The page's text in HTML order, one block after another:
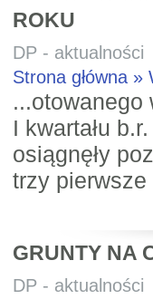
ROKU
DP - aktualności
Strona główna
...otowanego
I kwartału
osiągnęły
trzy
GRUNTY NA
DP - aktualności